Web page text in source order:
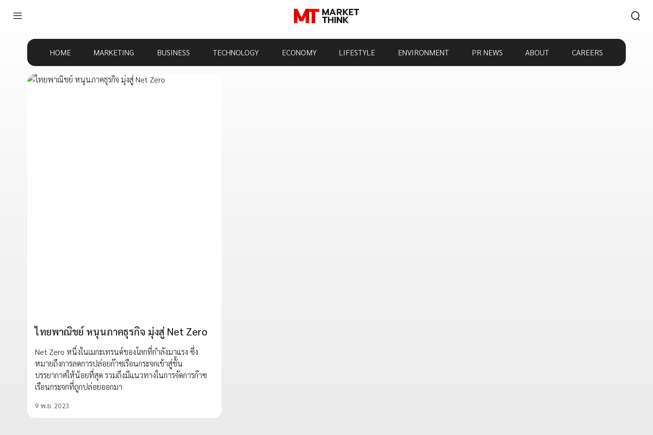
HOME MARKETING BUSINESS TECHNOLOGY ECONOMY LIFESTYLE ENVIRONMENT PR NEWS ABOUT CAREERS
ไทยพาณิชย์ หนุนภาคธุรกิจ มุ่งสู่ Net Zero
Net Zero หนึ่งในเมกะเทรนด์ของโลกที่กำลังมาแรง ซึ่ง
หมายถึงการลดการปล่อยก๊าซเรือนกระจกเข้าสู่ชั้น
บรรยากาศให้น้อยที่สุด รวมถึงมีแนวทางในการจัดการก๊าซ
เรือนกระจกที่ถูกปล่อยออกมา
9 พ.ย. 2023